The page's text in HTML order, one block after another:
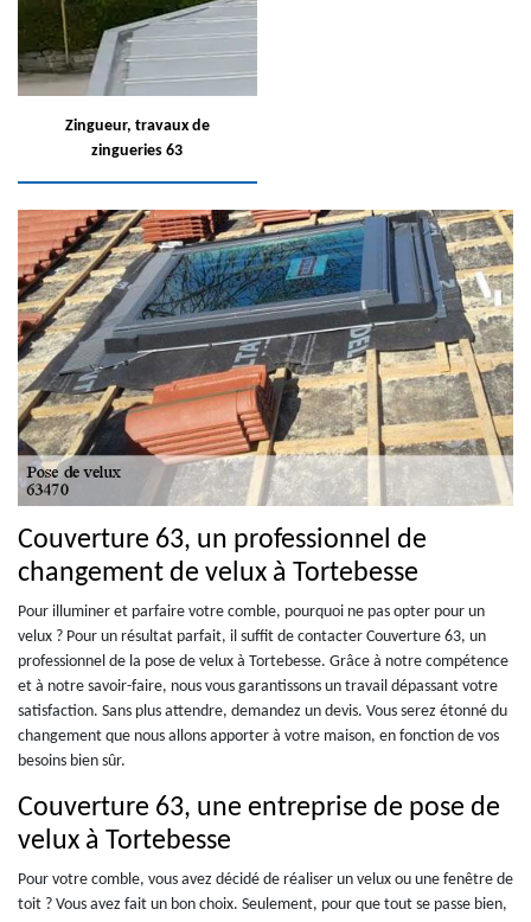
Zingueur, travaux de
zingueries 63
Couverture 63, un professionnel de
changement de velux à Tortebesse
Pour illuminer et parfaire votre comble, pourquoi ne pas opter pour un
velux ? Pour un résultat parfait, il suffit de contacter Couverture 63, un
professionnel de la pose de velux à Tortebesse. Grâce à notre compétence
et à notre savoir-faire, nous vous garantissons un travail dépassant votre
satisfaction. Sans plus attendre, demandez un devis. Vous serez étonné du
changement que nous allons apporter à votre maison, en fonction de vos
besoins bien sûr.
Couverture 63, une entreprise de pose de
velux à Tortebesse
Pour votre comble, vous avez décidé de réaliser un velux ou une fenêtre de
toit ? Vous avez fait un bon choix. Seulement, pour que tout se passe bien,